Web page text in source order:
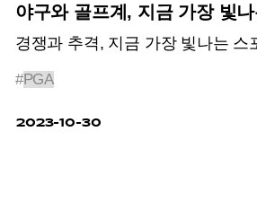
야구와 골프계, 지금 가장 빛
경쟁과 추격, 지금 가장 빛나는 스
#PGA
2023-10-30